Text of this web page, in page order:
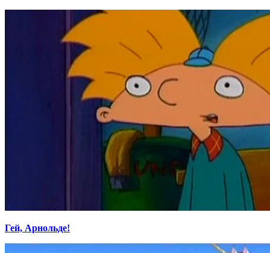
Гей, Арнольде!